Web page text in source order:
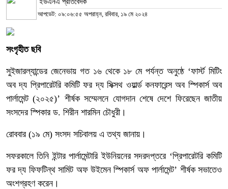
আপডেট: ০৯:০৬:৫৫ অপরাহ্ন, রবিবার, ১৯ মে ২০২৪
সংগৃহীত ছবি
সুইজারল্যান্ডের জেনেভায় গত ১৬ থেকে ১৮ মে পর্যন্ত অনুষ্ঠে ‘ফার্স্ট মিটিং
অব দ্য প্রিপারেটরি কমিটি ফর দ্য সিক্সথ ওয়ার্ল্ড কনফারেন্স অব স্পিকার্স অব
পার্লামেন্ট (২০২৫)’ শীর্ষক সম্মেলনে যোগদান শেষে দেশে ফিরেছেন জাতীয়
সংসদের স্পিকার ড. শিরীন শারমিন চৌধুরী।
রোববার (১৯ মে) সংসদ সচিবালয় এ তথ্য জানায়।
সফরকালে তিনি ইন্টার পার্লামেন্টারি ইউনিয়নের সদরদপ্তরে ‘প্রিপারেটরি কমিটি
ফর দ্য ফিফটিন্থ সামিট অফ উইমেন স্পিকার্স অফ পার্লামেন্ট’ শীর্ষক সভাতেও
অংশগ্রহণ করেন।